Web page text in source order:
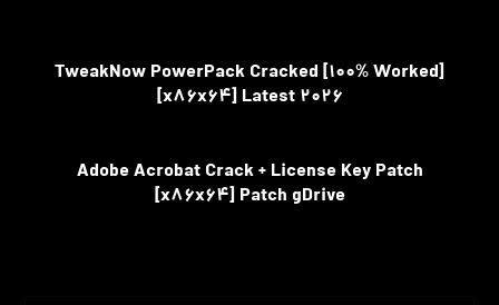
TweakNow PowerPack Cracked [100% Worked]
[x86x64] Latest 2026
Adobe Acrobat Crack + License Key Patch
[x86x64] Patch gDrive